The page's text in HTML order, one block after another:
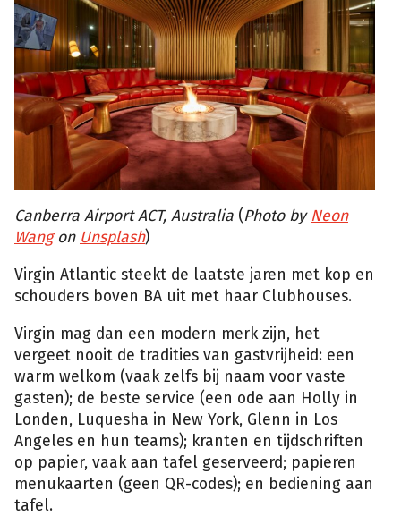
Canberra Airport ACT, Australia (Photo byNeon
Wangon Unsplash)
Virgin Atlantic steekt de laatste jaren met kop en
schouders boven BA uit met haar Clubhouses.
Virgin mag dan een modern merk zijn, het
vergeet nooit de tradities van gastvrijheid: een
warm welkom (vaak zelfs bij naam voor vaste
gasten); de beste service (een ode aan Holly in
Londen, Luquesha in New York, Glenn in Los
Angeles en hun teams); kranten en tijdschriften
op papier, vaak aan tafel geserveerd; papieren
menukaarten (geen QR-codes); en bediening aan
tafel.